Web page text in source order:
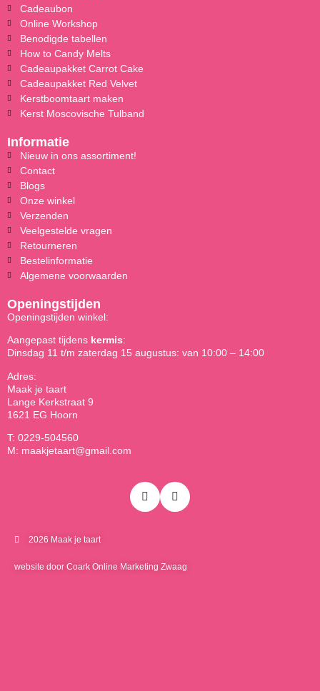
Cadeaubon
Online Workshop
Benodigde tabellen
How to Candy Melts
Cadeaupakket Carrot Cake
Cadeaupakket Red Velvet
Kerstboomtaart maken
Kerst Moscovische Tulband
Informatie
Nieuw in ons assortiment!
Contact
Blogs
Onze winkel
Verzenden
Veelgestelde vragen
Retourneren
Bestelinformatie
Algemene voorwaarden
Openingstijden
Openingstijden winkel:
Aangepast tijdens kermis:
Dinsdag 11 t/m zaterdag 15 augustus: van 10:00 – 14:00
Adres:
Maak je taart
Lange Kerkstraat 9
1621 EG Hoorn
T: 0229-504560
M: maakjetaart@gmail.com
2026 Maak je taart
website door Coark Online Marketing Zwaag